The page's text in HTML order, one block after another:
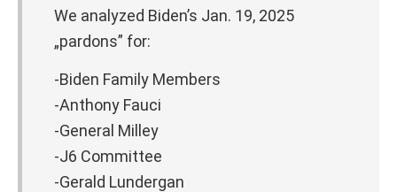
We analyzed Biden’s Jan. 19, 2025
„pardons” for:
-Biden Family Members
-Anthony Fauci
-General Milley
-J6 Committee
-Gerald Lundergan